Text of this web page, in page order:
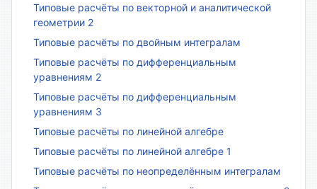
Типовые расчёты по векторной и аналитической
геометрии 2
Типовые расчёты по двойным интегралам
Типовые расчёты по дифференциальным
уравнениям 2
Типовые расчёты по дифференциальным
уравнениям 3
Типовые расчёты по линейной алгебре
Типовые расчёты по линейной алгебре 1
Типовые расчёты по неопределённым интегралам